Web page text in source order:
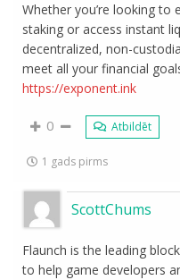
Whether you’re looking to
staking or access instant
decentralized, non-
meet all your financial
https://exponent.ink
0 Atbildēt
1 gads pirms
ScottChums
Flaunch is the leading
to help game developers